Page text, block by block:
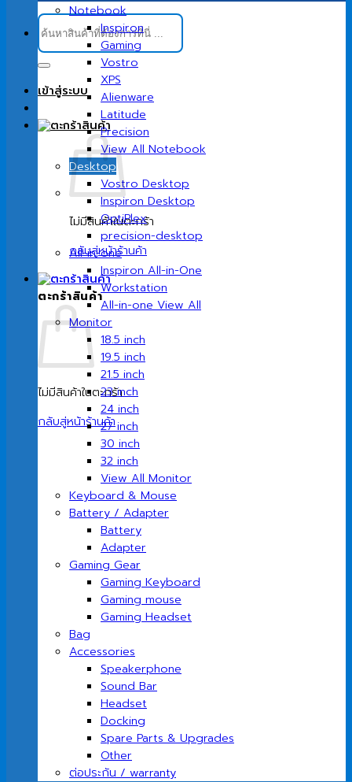
ค้นหา:
เข้าสู่ระบบ
ไม่มีสินค้าในตะกร้า
กลับสู่หน้าร้านค้า
ตะกร้าสินค้า
ไม่มีสินค้าในตะกร้า
กลับสู่หน้าร้านค้า
Notebook
Inspiron
Gaming
Vostro
XPS
Alienware
Latitude
Precision
View All Notebook
Desktop
Vostro Desktop
Inspiron Desktop
OptiPlex
precision-desktop
All-in-one
Inspiron All-in-One
Workstation
All-in-one View All
Monitor
18.5 inch
19.5 inch
21.5 inch
23 inch
24 inch
27 inch
30 inch
32 inch
View All Monitor
Keyboard & Mouse
Battery / Adapter
Battery
Adapter
Gaming Gear
Gaming Keyboard
Gaming mouse
Gaming Headset
Bag
Accessories
Speakerphone
Sound Bar
Headset
Docking
Spare Parts & Upgrades
Other
ต่อประกัน / warranty